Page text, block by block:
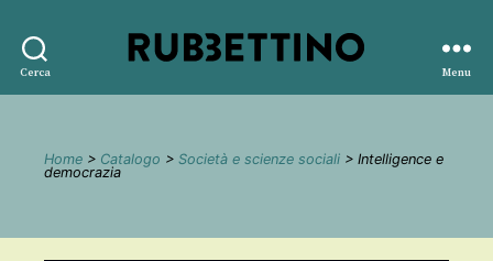
Cerca
editore
Menu
Home > Catalogo > Società e scienze sociali > Intelligence e
democrazia